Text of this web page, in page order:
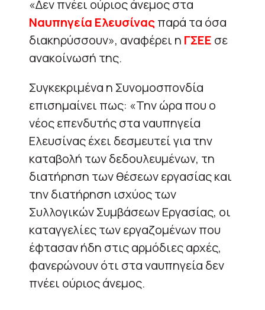
«Δεν πνέει ούριος άνεμος στα
Ναυπηγεία Ελευσίναςπαρά τα όσα
διακηρύσσουν», αναφέρει η ΓΣΕΕ σε
ανακοίνωσή της.
Συγκεκριμένα η Συνομοσπονδία
επισημαίνει πως: «Την ώρα που ο
νέος επενδυτής στα ναυπηγεία
Ελευσίνας έχει δεσμευτεί για την
καταβολή των δεδουλευμένων, τη
διατήρηση των θέσεων εργασίας και
την διατήρηση ισχύος των
Συλλογικών Συμβάσεων Εργασίας, οι
καταγγελίες των εργαζομένων που
έφτασαν ήδη στις αρμόδιες αρχές,
φανερώνουν ότι στα ναυπηγεία δεν
πνέει ούριος άνεμος.